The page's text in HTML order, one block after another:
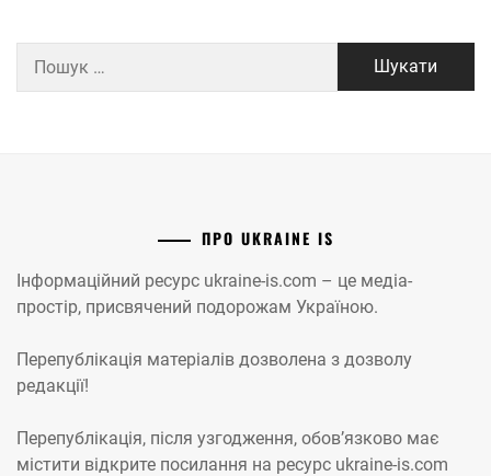
ПРО UKRAINE IS
Інформаційний ресурс ukraine-is.com – це медіа-
простір, присвячений подорожам Україною.
Перепублікація матеріалів дозволена з дозволу
редакції!
Перепублікація, після узгодження, обов’язково має
містити відкрите посилання на ресурс ukraine-is.com